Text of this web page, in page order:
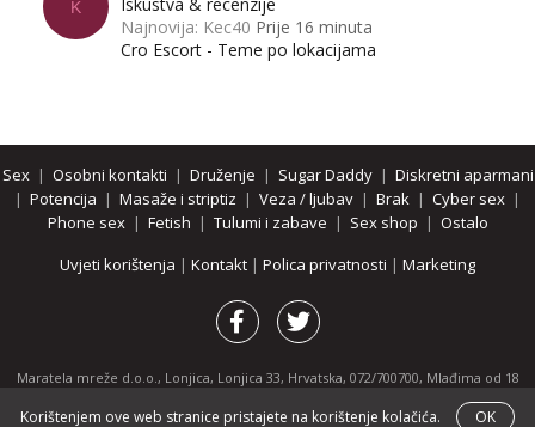
K
Iskustva & recenzije
Najnovija: Kec40 Prije 16 minuta
Cro Escort - Teme po lokacijama
Sex| Osobni kontakti | Druženje | Sugar Daddy| Diskretni aparmani
| Potencija | Masaže i striptiz | Veza / ljubav | Brak | Cyber sex |
Phone sex| Fetish | Tulumi i zabave | Sex shop | Ostalo
Uvjeti korištenja | Kontakt | Polica privatnosti | Marketing
Maratela mreže d.o.o., Lonjica, Lonjica 33, Hrvatska, 072/700700, Mlađima od 18
godina zabranjeno je pregledavanje stranice i svih njenih dijelova.
Partnerski portali:osobnikontakti.com|hotline.hr|ThePornDude.com
Korištenjem ove web stranice pristajete na korištenje kolačića. OK